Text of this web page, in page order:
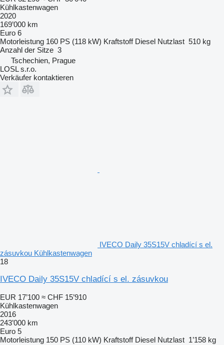
Kühlkastenwagen
2020
169’000 km
Euro 6
Motorleistung 160 PS (118 kW) Kraftstoff Diesel Nutzlast 510 kg
Anzahl der Sitze 3
Tschechien, Prague
LOSL s.r.o.
Verkäufer kontaktieren
IVECO Daily 35S15V chladící s el.
zásuvkou Kühlkastenwagen
18
IVECO Daily 35S15V chladící s el. zásuvkou
EUR 17’100 ≈ CHF 15’910
Kühlkastenwagen
2016
243’000 km
Euro 5
Motorleistung 150 PS (110 kW) Kraftstoff Diesel Nutzlast 1’158 kg